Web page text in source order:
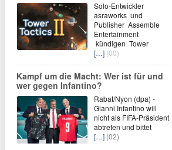
Solo-Entwickler
asraworks und
Publisher Assemble
Entertainment
kündigen Tower
[…] (00)
Kampf um die Macht: Wer ist für und
wer gegen Infantino?
Rabat/Nyon (dpa) -
Gianni Infantino will
nicht als FIFA-Präsident
abtreten und bittet
[…] (02)